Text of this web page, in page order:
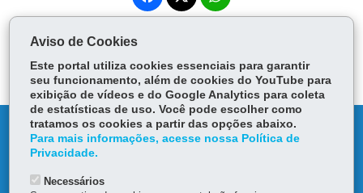
ce
er
ha
p
Voltar
DENUNCIE CORRUPÇÃO
Aviso de Cookies
Este portal utiliza cookies essenciais para garantir
seu funcionamento, além de cookies do YouTube para
exibição de vídeos e do Google Analytics para coleta
de estatísticas de uso. Você pode escolher como
tratamos os cookies a partir das opções abaixo.
Para mais informações, acesse nossa Política de
Privacidade.
Necessários